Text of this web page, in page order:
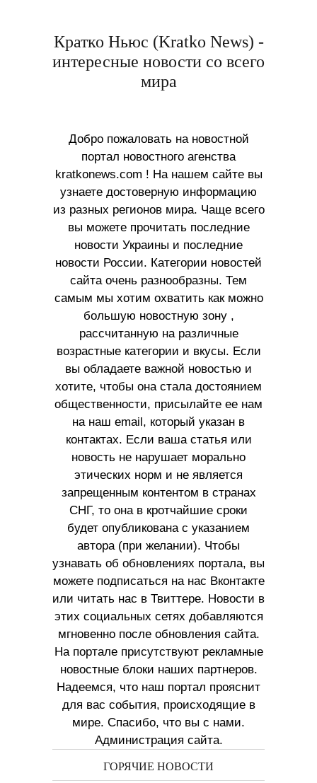
Кратко Ньюс (Kratko News) -
интересные новости со всего
мира
Добро пожаловать на новостной
портал новостного агенства
kratkonews.com ! На нашем сайте вы
узнаете достоверную информацию
из разных регионов мира. Чаще всего
вы можете прочитать последние
новости Украины и последние
новости России. Категории новостей
сайта очень разнообразны. Тем
самым мы хотим охватить как можно
большую новостную зону ,
рассчитанную на различные
возрастные категории и вкусы. Если
вы обладаете важной новостью и
хотите, чтобы она стала достоянием
общественности, присылайте ее нам
на наш email, который указан в
контактах. Если ваша статья или
новость не нарушает морально
этических норм и не является
запрещенным контентом в странах
СНГ, то она в кротчайшие сроки
будет опубликована с указанием
автора (при желании). Чтобы
узнавать об обновлениях портала, вы
можете подписаться на нас Вконтакте
или читать нас в Твиттере. Новости в
этих социальных сетях добавляются
мгновенно после обновления сайта.
На портале присутствуют рекламные
новостные блоки наших партнеров.
Надеемся, что наш портал прояснит
для вас события, происходящие в
мире. Спасибо, что вы с нами.
Администрация сайта.
ГОРЯЧИЕ НОВОСТИ